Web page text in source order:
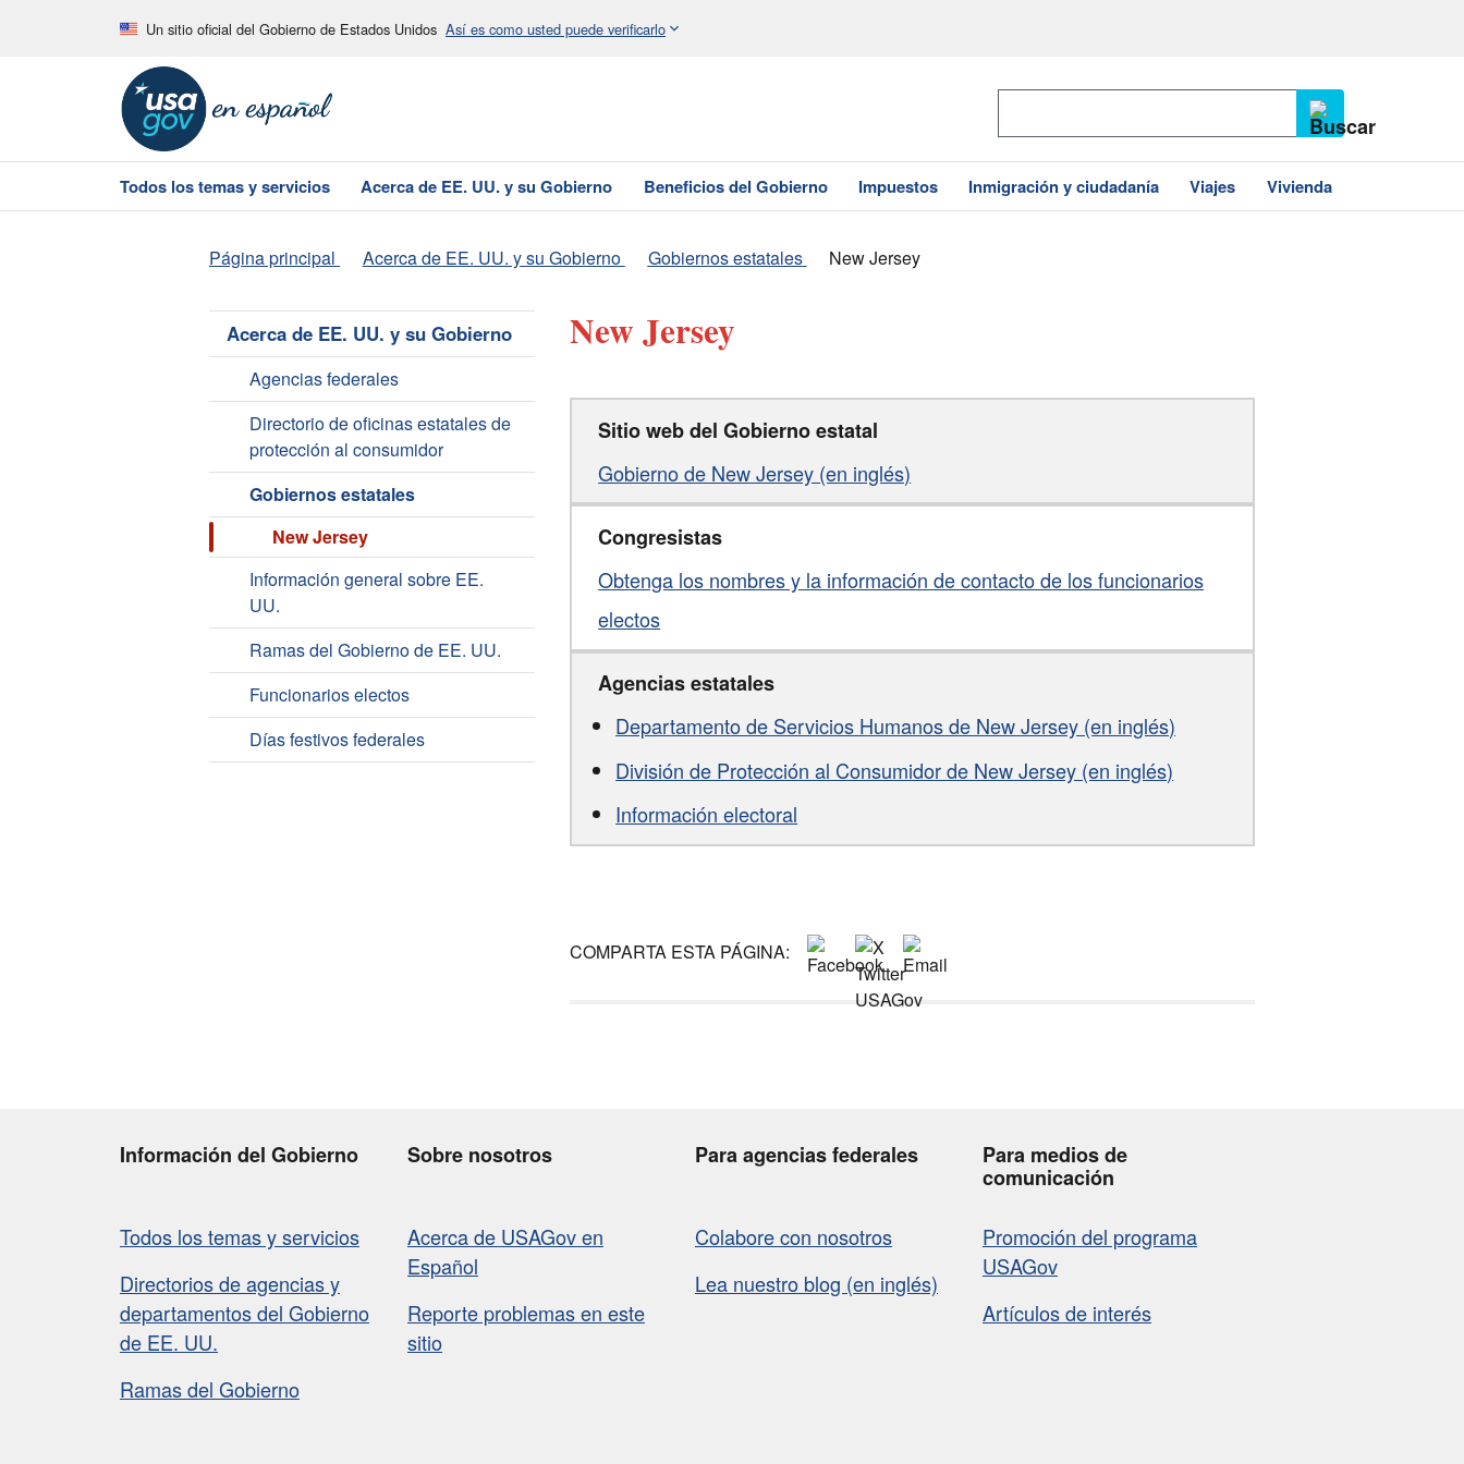
Un sitio oficial del Gobierno de Estados Unidos Así es como usted puede verificarlo
Todos los temas y servicios Acerca de EE. UU. y su Gobierno Beneficios del Gobierno Impuestos Inmigración y ciudadanía Viajes Vivienda
Página principal Acerca de EE. UU. y su Gobierno Gobiernos estatales New Jersey
Acerca de EE. UU. y su Gobierno
Agencias federales
Directorio de oficinas estatales de
protección al consumidor
Gobiernos estatales
New Jersey
Información general sobre EE.
UU.
Ramas del Gobierno de EE. UU.
Funcionarios electos
Días festivos federales
New Jersey
Sitio web del Gobierno estatal
Gobierno de New Jersey (en inglés)
Congresistas
Obtenga los nombres y la información de contacto de los funcionarios
electos
Agencias estatales
Departamento de Servicios Humanos de New Jersey (en inglés)
División de Protección al Consumidor de New Jersey (en inglés)
Información electoral
COMPARTA ESTA PÁGINA:
Información del Gobierno
Todos los temas y servicios
Directorios de agencias y
departamentos del Gobierno
de EE. UU.
Ramas del Gobierno
Sobre nosotros
Acerca de USAGov en
Español
Reporte problemas en este
sitio
Para agencias federales
Colabore con nosotros
Lea nuestro blog (en inglés)
Para medios de
comunicación
Promoción del programa
USAGov
Artículos de interés